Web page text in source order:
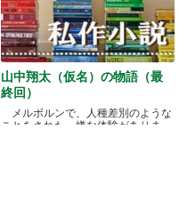
山中翔太（仮名）の物語（最
終回）
メルボルンで、人種差別のような
ことをされた、嫌な体験がありま